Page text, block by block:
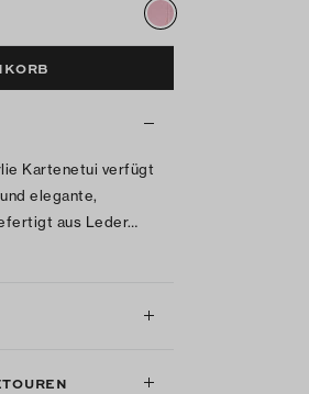
Kartenetui verfügt
elegante,
aus Leder…